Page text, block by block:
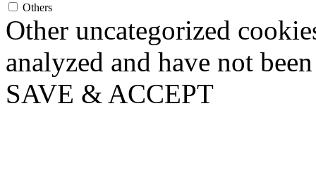
Others
Other uncategorized
analyzed and have not
SAVE & ACCEPT